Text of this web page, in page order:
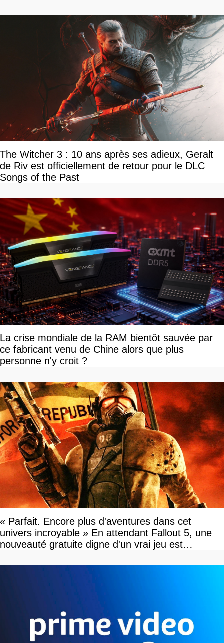
The Witcher 3 : 10 ans après ses adieux, Geralt
de Riv est officiellement de retour pour le DLC
Songs of the Past
La crise mondiale de la RAM bientôt sauvée par
ce fabricant venu de Chine alors que plus
personne n'y croit ?
« Parfait. Encore plus d'aventures dans cet
univers incroyable » En attendant Fallout 5, une
nouveauté gratuite digne d'un vrai jeu est